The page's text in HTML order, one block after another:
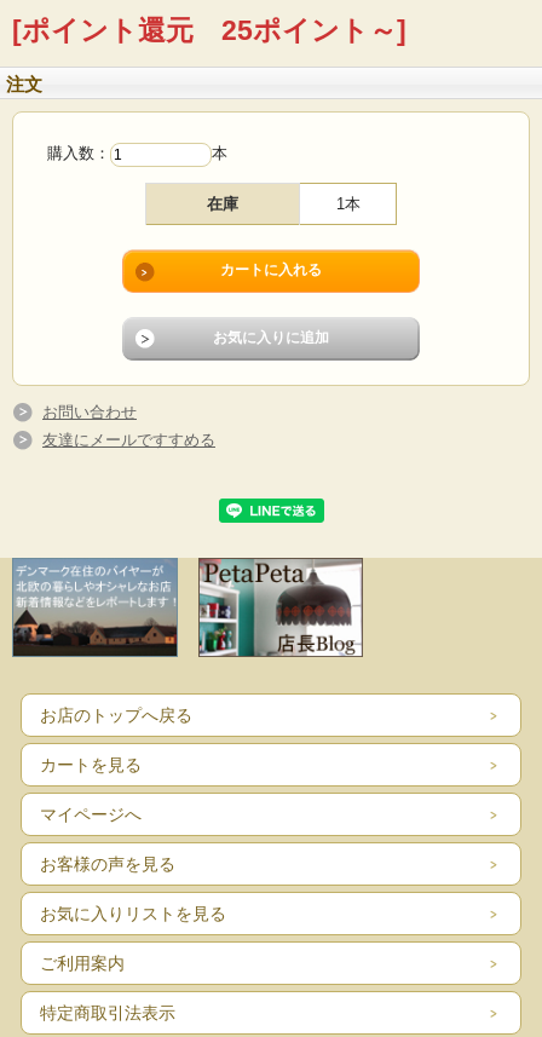
立つダメージなくよいヴィンテージコンディションです。
[ポイント還元 25ポイント～]
注文
購入数： 本
在庫 1本
お問い合わせ
友達にメールですすめる
お店のトップへ戻る
カートを見る
マイページへ
お客様の声を見る
お気に入りリストを見る
ご利用案内
特定商取引法表示